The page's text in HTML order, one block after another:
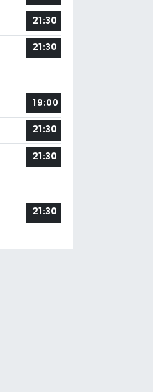
21:30
21:30
19:00
21:30
21:30
21:30